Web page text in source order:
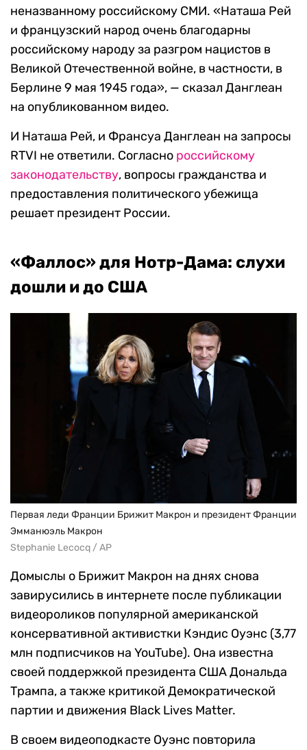
неназванному российскому СМИ. «Наташа Рей
и французский народ очень благодарны
российскому народу за разгром нацистов в
Великой Отечественной войне, в частности, в
Берлине 9 мая 1945 года», — сказал Данглеан
на опубликованном видео.
И Наташа Рей, и Франсуа Данглеан на запросы
RTVI не ответили. Согласно российскому
законодательству, вопросы гражданства и
предоставления политического убежища
решает президент России.
«Фаллос» для Нотр-Дама: слухи
дошли и до США
Первая леди Франции Брижит Макрон и президент Франции
Эмманюэль Макрон
Stephanie Lecocq / AP
Домыслы о Брижит Макрон на днях снова
завирусились в интернете после публикации
видеороликов популярной американской
консервативной активистки Кэндис Оуэнс (3,77
млн подписчиков на YouTube). Она известна
своей поддержкой президента США Дональда
Трампа, а также критикой Демократической
партии и движения Black Lives Matter.
В своем видеоподкасте Оуэнс повторила